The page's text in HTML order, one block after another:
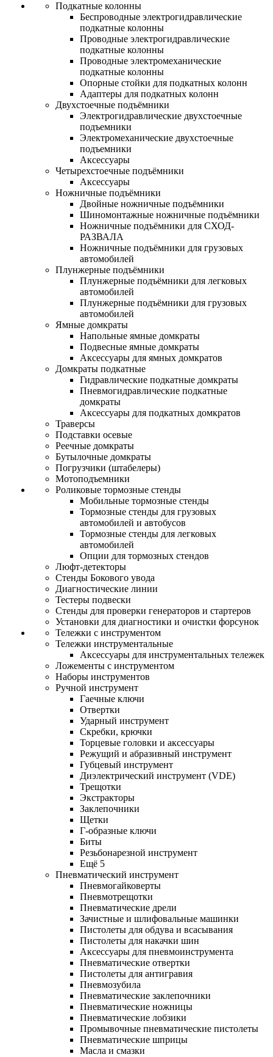
Подкатные колонны
Беспроводные электрогидравлические
подкатные колонны
Проводные электрогидравлические
подкатные колонны
Проводные электромеханические
подкатные колонны
Опорные стойки для подкатных колонн
Адаптеры для подкатных колонн
Двухстоечные подъёмники
Электрогидравлические двухстоечные
подъемники
Электромеханические двухстоечные
подъемники
Аксессуары
Четырехстоечные подъёмники
Аксессуары
Ножничные подъёмники
Двойные ножничные подъёмники
Шиномонтажные ножничные подъёмники
Ножничные подъёмники для СХОД-
РАЗВАЛА
Ножничные подъёмники для грузовых
автомобилей
Плунжерные подъёмники
Плунжерные подъёмники для легковых
автомобилей
Плунжерные подъёмники для грузовых
автомобилей
Ямные домкраты
Напольные ямные домкраты
Подвесные ямные домкраты
Аксессуары для ямных домкратов
Домкраты подкатные
Гидравлические подкатные домкраты
Пневмогидравлические подкатные
домкраты
Аксессуары для подкатных домкратов
Траверсы
Подставки осевые
Реечные домкраты
Бутылочные домкраты
Погрузчики (штабелеры)
Мотоподъемники
Роликовые тормозные стенды
Мобильные тормозные стенды
Тормозные стенды для грузовых
автомобилей и автобусов
Тормозные стенды для легковых
автомобилей
Опции для тормозных стендов
Люфт-детекторы
Стенды Бокового увода
Диагностические линии
Тестеры подвески
Стенды для проверки генераторов и стартеров
Установки для диагностики и очистки форсунок
Тележки с инструментом
Тележки инструментальные
Аксессуары для инструментальных тележек
Ложементы с инструментом
Наборы инструментов
Ручной инструмент
Гаечные ключи
Отвертки
Ударный инструмент
Скребки, крючки
Торцевые головки и аксессуары
Режущий и абразивный инструмент
Губцевый инструмент
Диэлектрический инструмент (VDE)
Трещотки
Экстракторы
Заклепочники
Щетки
Г-образные ключи
Биты
Резьбонарезной инструмент
Ещё 5
Пневматический инструмент
Пневмогайковерты
Пневмотрещотки
Пневматические дрели
Зачистные и шлифовальные машинки
Пистолеты для обдува и всасывания
Пистолеты для накачки шин
Аксессуары для пневмоинструмента
Пневматические отвертки
Пистолеты для антигравия
Пневмозубила
Пневматические заклепочники
Пневматические ножницы
Пневматические лобзики
Промывочные пневматические пистолеты
Пневматические шприцы
Масла и смазки